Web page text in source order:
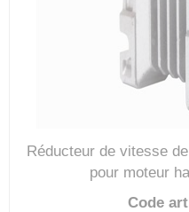
Réducteur de vitesse
pour moteur
Code